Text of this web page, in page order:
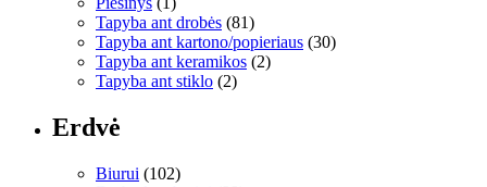
Tapyba ant drobės (81)
Tapyba ant kartono/popieriaus (30)
Tapyba ant keramikos (2)
Tapyba ant stiklo (2)
Erdvė
Biurui (102)